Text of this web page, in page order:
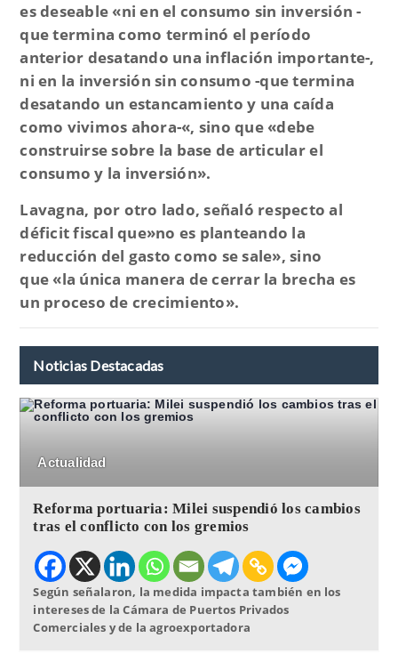
es deseable «ni en el consumo sin inversión -
que termina como terminó el período
anterior desatando una inflación importante-,
ni en la inversión sin consumo -que termina
desatando un estancamiento y una caída
como vivimos ahora-«, sino que «debe
construirse sobre la base de articular el
consumo y la inversión».
Lavagna, por otro lado, señaló respecto al
déficit fiscal que»no es planteando la
reducción del gasto como se sale», sino
que «la única manera de cerrar la brecha es
un proceso de crecimiento».
Noticias Destacadas
Actualidad
Reforma portuaria: Milei suspendió los cambios
tras el conflicto con los gremios
Según señalaron, la medida impacta también en los
intereses de la Cámara de Puertos Privados
Comerciales y de la agroexportadora